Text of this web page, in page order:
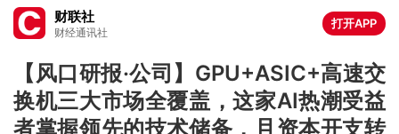
财联社
财经通讯社
打开APP
【风口研报·公司】GPU+ASIC+高速交
换机三大市场全覆盖，这家AI热潮受益
者掌握领先的技术储备，且资本开支转